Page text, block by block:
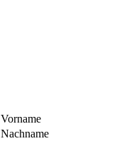
Vorname
Nachname